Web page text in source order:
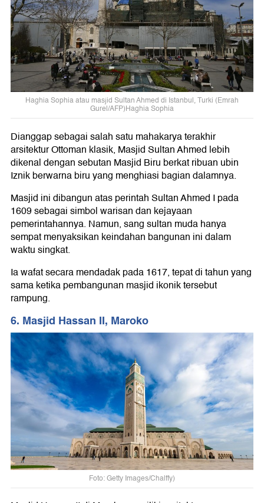
Haghia Sophia atau masjid Sultan Ahmed di Istanbul, Turki (Emrah
Gurel/AFP)Haghia Sophia
Dianggap sebagai salah satu mahakarya terakhir
arsitektur Ottoman klasik, Masjid Sultan Ahmed lebih
dikenal dengan sebutan Masjid Biru berkat ribuan ubin
Iznik berwarna biru yang menghiasi bagian dalamnya.
Masjid ini dibangun atas perintah Sultan Ahmed I pada
1609 sebagai simbol warisan dan kejayaan
pemerintahannya. Namun, sang sultan muda hanya
sempat menyaksikan keindahan bangunan ini dalam
waktu singkat.
Ia wafat secara mendadak pada 1617, tepat di tahun yang
sama ketika pembangunan masjid ikonik tersebut
rampung.
6. Masjid Hassan II, Maroko
Foto: Getty Images/Chalffy)